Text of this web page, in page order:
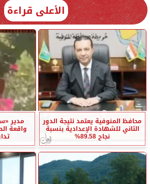
الأعلى قراءة
محافظ المنوفية يعتمد نتيجة الدور
الثاني للشهادة الإعدادية بنسبة
نجاح 89.58%
مدير
واقعة